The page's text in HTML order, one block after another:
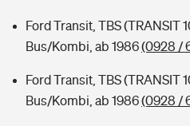
Ford Transit, TBS (TRANSIT
Bus/Kombi, ab 1986(0928 /
Ford Transit, TBS (TRANSIT
Bus/Kombi, ab 1986(0928 /